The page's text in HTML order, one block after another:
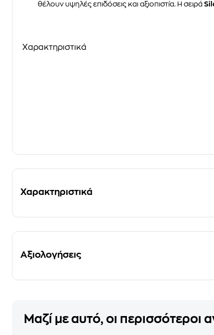
θέλουν υψηλές επιδόσεις και αξιοπιστία. Η σειρά
Χαρακτηριστικά
Χαρακτηριστικά
Αξιολογήσεις
Μαζί με αυτό, οι περισσότεροι